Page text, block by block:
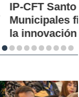
Hubs
impulsar